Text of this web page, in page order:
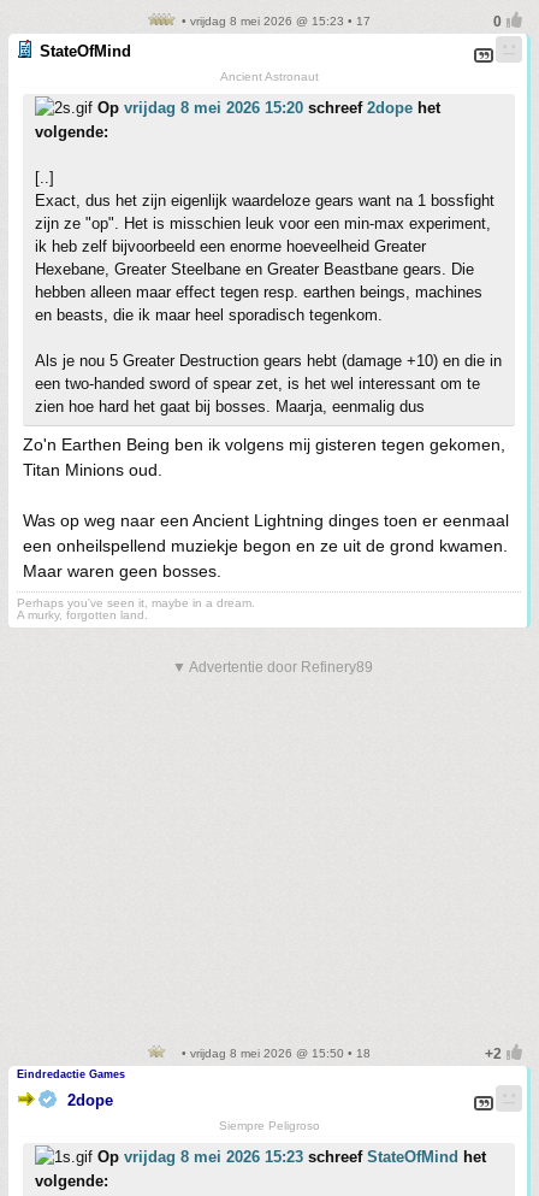
• vrijdag 8 mei 2026 @ 15:23 • 17
StateOfMind
Ancient Astronaut
Op vrijdag 8 mei 2026 15:20 schreef 2dope het
volgende:
[..]
Exact, dus het zijn eigenlijk waardeloze gears want na 1 bossfight
zijn ze "op". Het is misschien leuk voor een min-max experiment,
ik heb zelf bijvoorbeeld een enorme hoeveelheid Greater
Hexebane, Greater Steelbane en Greater Beastbane gears. Die
hebben alleen maar effect tegen resp. earthen beings, machines
en beasts, die ik maar heel sporadisch tegenkom.
Als je nou 5 Greater Destruction gears hebt (damage +10) en die in
een two-handed sword of spear zet, is het wel interessant om te
zien hoe hard het gaat bij bosses. Maarja, eenmalig dus
Zo'n Earthen Being ben ik volgens mij gisteren tegen gekomen,
Titan Minions oud.
Was op weg naar een Ancient Lightning dinges toen er eenmaal
een onheilspellend muziekje begon en ze uit de grond kwamen.
Maar waren geen bosses.
Perhaps you've seen it, maybe in a dream.
A murky, forgotten land.
▼ Advertentie door Refinery89
• vrijdag 8 mei 2026 @ 15:50 • 18
Eindredactie Games
2dope
Siempre Peligroso
Op vrijdag 8 mei 2026 15:23 schreef StateOfMind het
volgende: